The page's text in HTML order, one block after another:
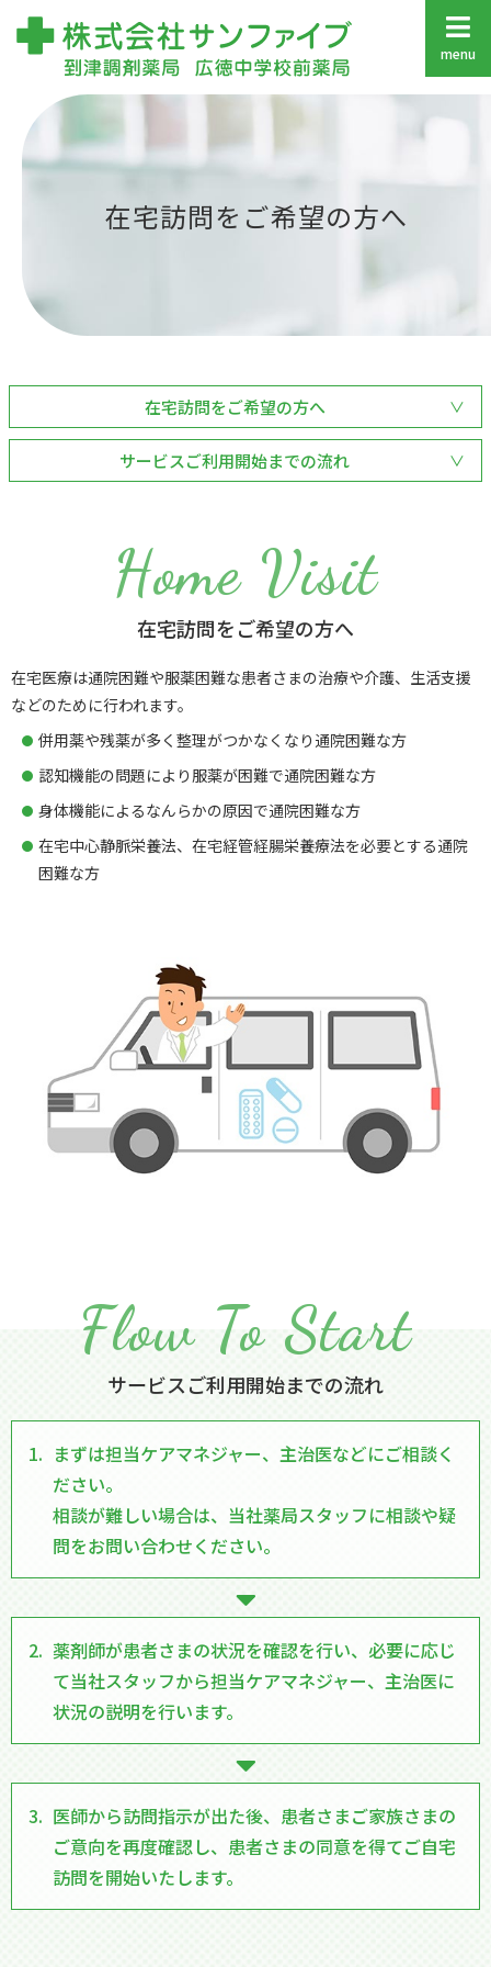
在宅訪問をご希望の方へ
在宅訪問をご希望の方へ
サービスご利用開始までの流れ
Home Visit
在宅訪問をご希望の方へ
在宅医療は通院困難や服薬困難な患者さまの治療や介護、生活支援
などのために行われます。
併用薬や残薬が多く整理がつかなくなり通院困難な方
認知機能の問題により服薬が困難で通院困難な方
身体機能によるなんらかの原因で通院困難な方
在宅中心静脈栄養法、在宅経管経腸栄養療法を必要とする通院
困難な方
Flow To Start
サービスご利用開始までの流れ
まずは担当ケアマネジャー、主治医などにご相談く
ださい。
相談が難しい場合は、当社薬局スタッフに相談や疑
問をお問い合わせください。
薬剤師が患者さまの状況を確認を行い、必要に応じ
て当社スタッフから担当ケアマネジャー、主治医に
状況の説明を行います。
医師から訪問指示が出た後、患者さまご家族さまの
ご意向を再度確認し、患者さまの同意を得てご自宅
訪問を開始いたします。